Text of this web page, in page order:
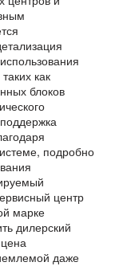
как
блоков
подробно
центр
марке
дилерский
даже